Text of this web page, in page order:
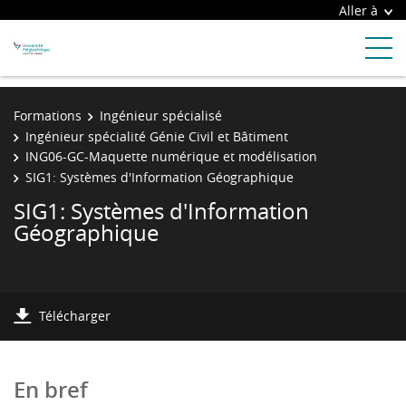
Aller à
Formations
Ingénieur spécialisé
Ingénieur spécialité Génie Civil et Bâtiment
ING06-GC-Maquette numérique et modélisation
SIG1: Systèmes d'Information Géographique
SIG1: Systèmes d'Information
Géographique
Télécharger
En bref